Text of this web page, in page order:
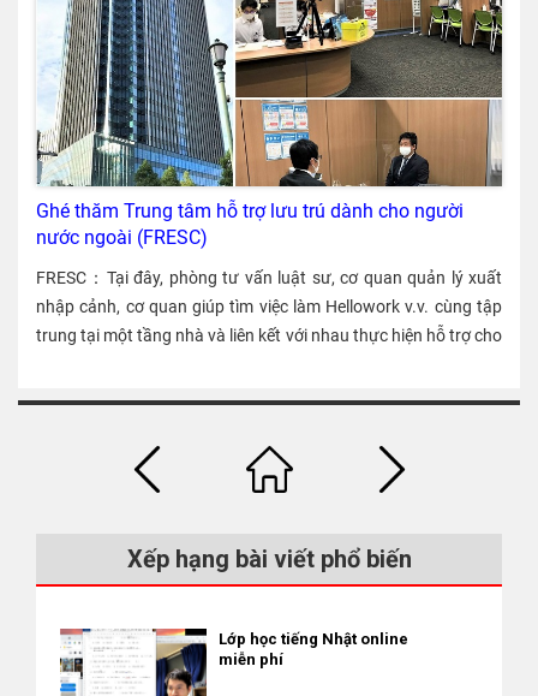
Ghé thăm Trung tâm hỗ trợ lưu trú dành cho người
nước ngoài (FRESC)
FRESC：Tại đây, phòng tư vấn luật sư, cơ quan quản lý xuất
nhập cảnh, cơ quan giúp tìm việc làm Hellowork v.v. cùng tập
trung tại một tầng nhà và liên kết với nhau thực hiện hỗ trợ cho
Xếp hạng bài viết phổ biến
Lớp học tiếng Nhật online
miễn phí